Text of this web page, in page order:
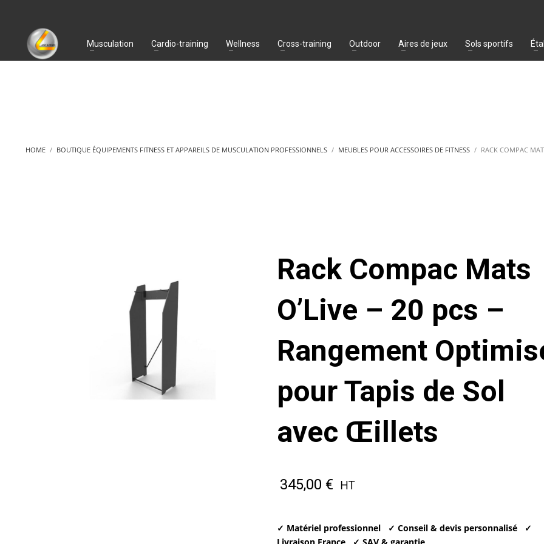
Musculation Cardio-training Wellness Cross-training Outdoor Aires de jeux Sols sportifs
HOME BOUTIQUE ÉQUIPEMENTS FITNESS ET APPAREILS DE MUSCULATION PROFESSIONNELS MEUBLES POUR ACCESSOIRES DE FITNESS RACK COMPAC
Rack Compac Mats
O’Live – 20 pcs –
Rangement
pour Tapis de Sol
avec Œillets
345,00 € HT
✓ Matériel professionnel ✓ Conseil & devis personnalisé
✓